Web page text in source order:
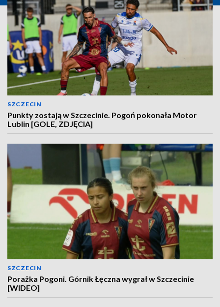
SZCZECIN
Punkty zostają w Szczecinie. Pogoń pokonała Motor
Lublin [GOLE, ZDJĘCIA]
SZCZECIN
Porażka Pogoni. Górnik Łęczna wygrał w Szczecinie
[WIDEO]